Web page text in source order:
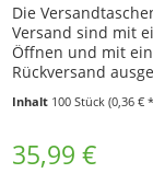
Die
Versand sind mit
Öffnen und mit
Rückversand
verwenden. ✅ Mit
Inhalt 100 Stück(0,36 €
35,99 €